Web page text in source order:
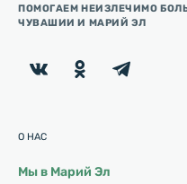
ПОМОГАЕМ НЕИЗЛЕЧИМО
ЧУВАШИИ И МАРИЙ ЭЛ
О НАС
Мы в Марий Эл